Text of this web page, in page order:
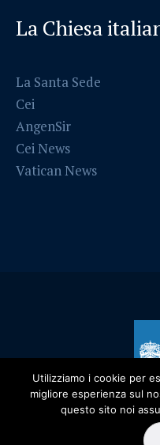
La Chiesa
La Santa Sede
Cei
AngenSir
Cei News
Vatican News
/
Utilizziamo i cookie per
migliore esperienza sul
questo sito noi